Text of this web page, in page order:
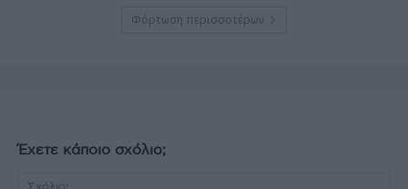
Φόρτωση περισσοτέρων
Έχετε κάποιο σχόλιο;